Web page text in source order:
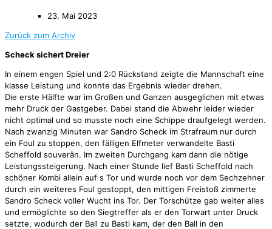
23. Mai 2023
Zurück zum Archiv
Scheck sichert Dreier
In einem engen Spiel und 2:0 Rückstand zeigte die Mannschaft eine
klasse Leistung und konnte das Ergebnis wieder drehen.
Die erste Hälfte war im Großen und Ganzen ausgeglichen mit etwas
mehr Druck der Gastgeber. Dabei stand die Abwehr leider wieder
nicht optimal und so musste noch eine Schippe draufgelegt werden.
Nach zwanzig Minuten war Sandro Scheck im Strafraum nur durch
ein Foul zu stoppen, den fälligen Elfmeter verwandelte Basti
Scheffold souverän. Im zweiten Durchgang kam dann die nötige
Leistungssteigerung. Nach einer Stunde lief Basti Scheffold nach
schöner Kombi allein auf s Tor und wurde noch vor dem Sechzehner
durch ein weiteres Foul gestoppt, den mittigen Freistoß zimmerte
Sandro Scheck voller Wucht ins Tor. Der Torschütze gab weiter alles
und ermöglichte so den Siegtreffer als er den Torwart unter Druck
setzte, wodurch der Ball zu Basti kam, der den Ball in den